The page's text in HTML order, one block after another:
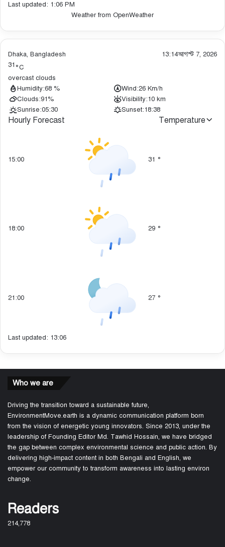
Last updated: 1:06 PM
Weather from OpenWeather
Dhaka, Bangladesh 13:14আগস্ট 7, 2026
31 °C
overcast clouds
Humidity:68 % Wind:26 Km/h
Clouds:91% Visibility:10 km
Sunrise:05:30 Sunset:18:38
Hourly Forecast Temperature
15:00 31 °
18:00 29 °
21:00 27 °
Last updated: 13:06
Who we are
Driving the transition toward a sustainable future,
EnvironmentMove.earth is a dynamic communication platform born
from the vision of energetic young innovators. Since 2013, under the
leadership of Founding Editor Md. Tawhid Hossain, we have bridged
the gap between complex environmental science and public action. By
delivering high-impact content in both Bengali and English, we
empower our community to transform awareness into lasting environ
change.
Readers
214,778